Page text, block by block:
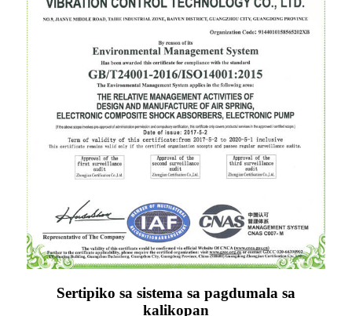
Sertipiko sa sistema sa pagdumala sa
kalikopan